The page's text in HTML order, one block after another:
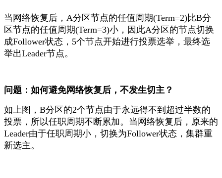
当网络恢复后，A分区节点的任值周期(Term=2)比B分
区节点的任值周期(Term=3)小，因此A分区的节点切换
成Follower状态，5个节点开始进行投票选举，最终选
举出Leader节点。
问题：如何避免网络恢复后，不发生切主？
如上图，B分区的2个节点由于永远得不到超过半数的
投票，所以任职周期不断累加。当网络恢复后，原来的
Leader由于任职周期小，切换为Follower状态，集群重
新选主。